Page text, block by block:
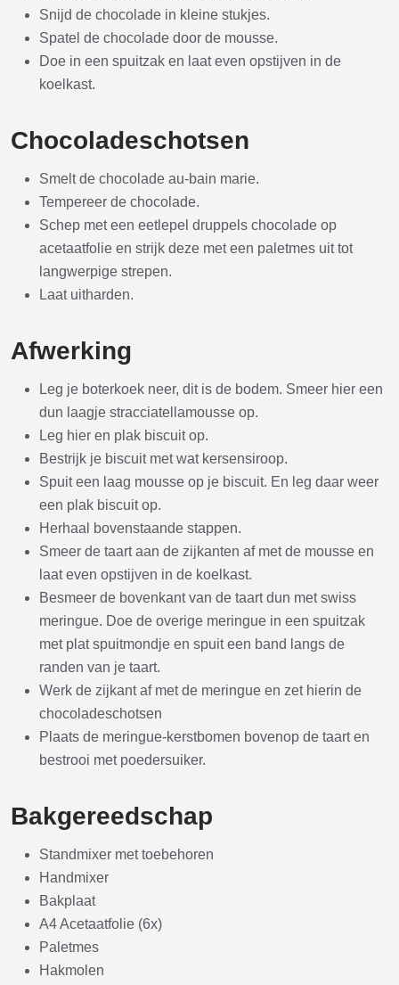
Snijd de chocolade in kleine stukjes.
Spatel de chocolade door de mousse.
Doe in een spuitzak en laat even opstijven in de
koelkast.
Chocoladeschotsen
Smelt de chocolade au-bain marie.
Tempereer de chocolade.
Schep met een eetlepel druppels chocolade op
acetaatfolie en strijk deze met een paletmes uit tot
langwerpige strepen.
Laat uitharden.
Afwerking
Leg je boterkoek neer, dit is de bodem. Smeer hier een
dun laagje stracciatellamousse op.
Leg hier en plak biscuit op.
Bestrijk je biscuit met wat kersensiroop.
Spuit een laag mousse op je biscuit. En leg daar weer
een plak biscuit op.
Herhaal bovenstaande stappen.
Smeer de taart aan de zijkanten af met de mousse en
laat even opstijven in de koelkast.
Besmeer de bovenkant van de taart dun met swiss
meringue. Doe de overige meringue in een spuitzak
met plat spuitmondje en spuit een band langs de
randen van je taart.
Werk de zijkant af met de meringue en zet hierin de
chocoladeschotsen
Plaats de meringue-kerstbomen bovenop de taart en
bestrooi met poedersuiker.
Bakgereedschap
Standmixer met toebehoren
Handmixer
Bakplaat
A4 Acetaatfolie (6x)
Paletmes
Hakmolen